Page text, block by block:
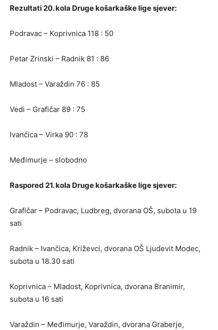
Rezultati 20. kola Druge košarkaške lige sjever:
Podravac – Koprivnica 118 : 50
Petar Zrinski – Radnik 81 : 86
Mladost – Varaždin 76 : 85
Vedi – Grafičar 89 : 75
Ivančica – Virka 90 : 78
Međimurje – slobodno
Raspored 21. kola Druge košarkaške lige sjever:
Grafičar – Podravac, Ludbreg, dvorana OŠ, subota u 19
sati
Radnik – Ivančica, Križevci, dvorana OŠ Ljudevit Modec,
subota u 18.30 sati
Koprivnica – Mladost, Koprivnica, dvorana Branimir,
subota u 16 sati
Varaždin – Međimurje, Varaždin, dvorana Graberje,